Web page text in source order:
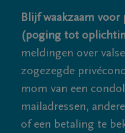
Blijf waakzaam
(poging tot
meldingen over
zogezegde
mom van een
mailadressen,
of een betaling te